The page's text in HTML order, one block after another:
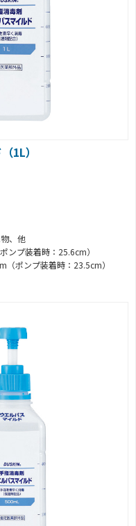
1L）
、他
プ装着時：25.6cm）
ポンプ装着時：23.5cm）